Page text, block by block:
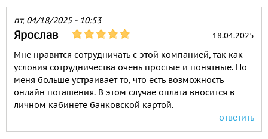
пт, 04/18/2025 - 10:53
Ярослав 18.04.2025
Мне нравится сотрудничать с этой компанией, так как
условия сотрудничества очень простые и понятные. Но
меня больше устраивает то, что есть возможность
онлайн погашения. В этом случае оплата вносится в
личном кабинете банковской картой.
ответить